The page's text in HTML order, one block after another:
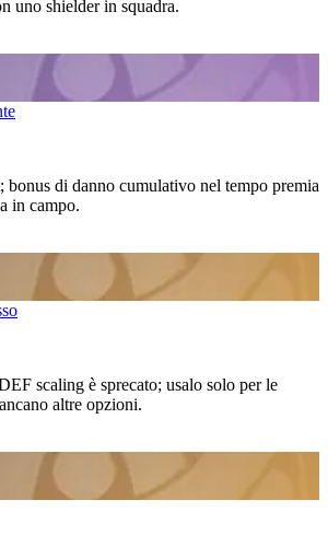
uno shielder in squadra.
bonus di danno cumulativo nel tempo premia
in campo.
scaling è sprecato; usalo solo per le
altre opzioni.